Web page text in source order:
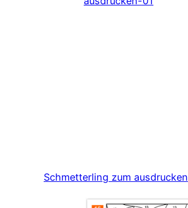
Schmetterling zum ausdrucken